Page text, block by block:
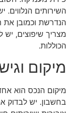
השירותים הנלווים.
הנדרשת וכמובן
מצריך שיפוצים,
הכוללות.
מיקום
מיקום הנכס הוא
בחשבון. יש לבדוק